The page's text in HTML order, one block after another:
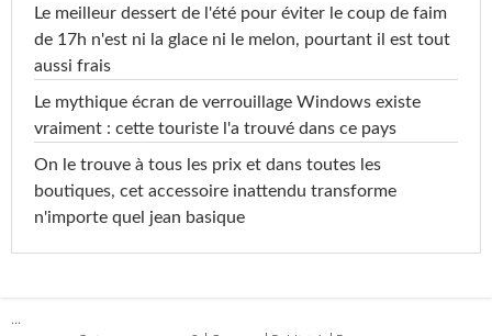
Le meilleur dessert de l'été pour éviter le coup de faim
de 17h n'est ni la glace ni le melon, pourtant il est tout
aussi frais
Le mythique écran de verrouillage Windows existe
vraiment : cette touriste l'a trouvé dans ce pays
On le trouve à tous les prix et dans toutes les
boutiques, cet accessoire inattendu transforme
n'importe quel jean basique
...